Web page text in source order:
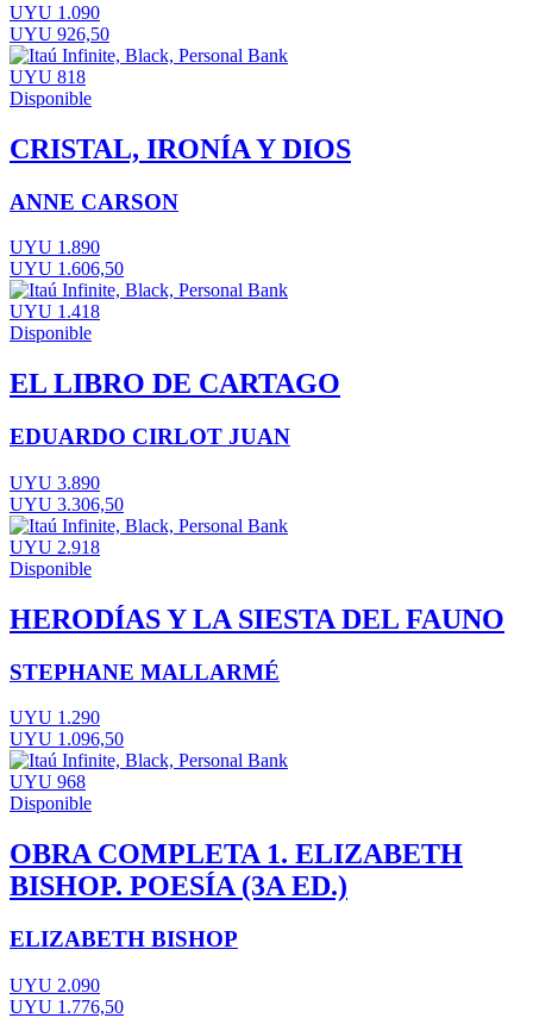
UYU 1.090
UYU 926,50
UYU 818
Disponible
CRISTAL, IRONÍA Y DIOS
ANNE CARSON
UYU 1.890
UYU 1.606,50
UYU 1.418
Disponible
EL LIBRO DE CARTAGO
EDUARDO CIRLOT JUAN
UYU 3.890
UYU 3.306,50
UYU 2.918
Disponible
HERODÍAS Y LA SIESTA DEL FAUNO
STEPHANE MALLARMÉ
UYU 1.290
UYU 1.096,50
UYU 968
Disponible
OBRA COMPLETA 1. ELIZABETH
BISHOP. POESÍA (3A ED.)
ELIZABETH BISHOP
UYU 2.090
UYU 1.776,50